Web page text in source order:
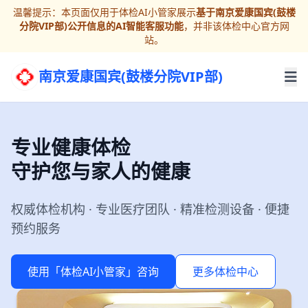
温馨提示：本页面仅用于体检AI小管家展示基于南京爱康国宾(鼓楼
分院VIP部)公开信息的AI智能客服功能，并非该体检中心官方网
站。
南京爱康国宾(鼓楼分院VIP部)
专业健康体检
守护您与家人的健康
权威体检机构 · 专业医疗团队 · 精准检测设备 · 便捷
预约服务
使用「体检AI小管家」咨询 更多体检中心